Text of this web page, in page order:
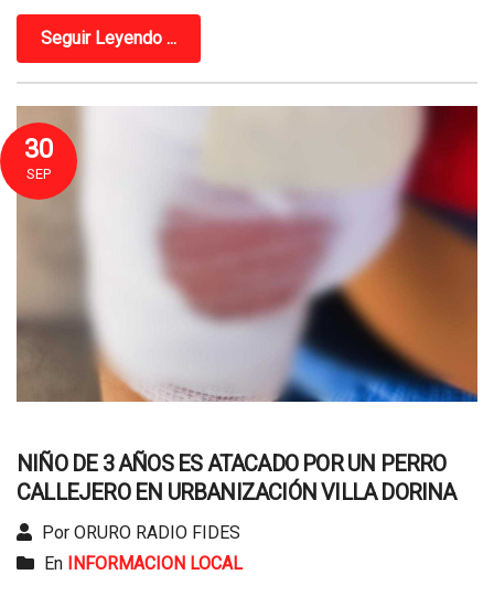
Seguir Leyendo ...
30
SEP
NIÑO DE 3 AÑOS ES ATACADO POR UN PERRO
CALLEJERO EN URBANIZACIÓN VILLA DORINA
Por ORURO RADIO FIDES
En
INFORMACION LOCAL